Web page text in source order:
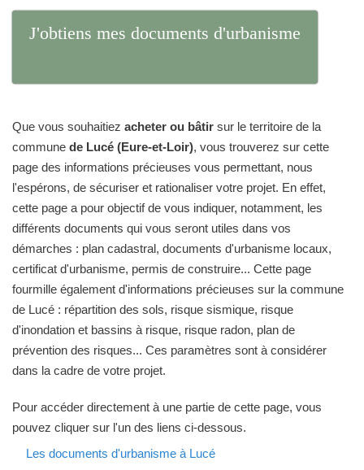
J'obtiens mes documents d'urbanisme
Que vous souhaitiez acheter ou bâtir sur le territoire de la
commune de Lucé (Eure-et-Loir), vous trouverez sur cette
page des informations précieuses vous permettant, nous
l'espérons, de sécuriser et rationaliser votre projet. En effet,
cette page a pour objectif de vous indiquer, notamment, les
différents documents qui vous seront utiles dans vos
démarches : plan cadastral, documents d'urbanisme locaux,
certificat d'urbanisme, permis de construire... Cette page
fourmille également d'informations précieuses sur la commune
de Lucé : répartition des sols, risque sismique, risque
d'inondation et bassins à risque, risque radon, plan de
prévention des risques... Ces paramètres sont à considérer
dans la cadre de votre projet.
Pour accéder directement à une partie de cette page, vous
pouvez cliquer sur l'un des liens ci-dessous.
Les documents d'urbanisme à Lucé